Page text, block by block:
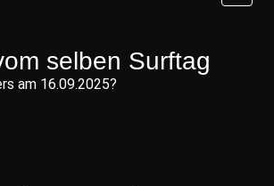
selben Surftag
am 16.09.2025?